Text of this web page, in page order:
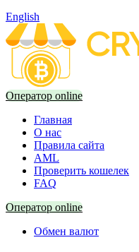
English
Оператор online
Главная
О нас
Правила сайта
AML
Проверить кошелек
FAQ
Оператор online
Обмен валют